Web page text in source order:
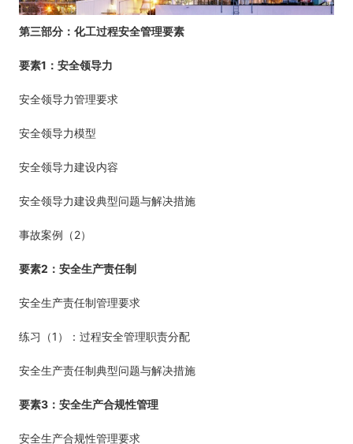
第三部分：化工过程安全管理要素
要素1 ：安全领导力
安全领导力管理要求
安全领导力模型
安全领导力建设内容
安全领导力建设典型问题与解决措施
事故案例（2）
要素2 ：安全生产责任制
安全生产责任制管理要求
练习（1 ）：过程安全管理职责分配
安全生产责任制典型问题与解决措施
要素3 ：安全生产合规性管理
安全生产合规性管理要求